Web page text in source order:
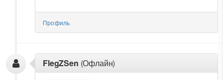
Профиль
FlegZSen (Офлайн)